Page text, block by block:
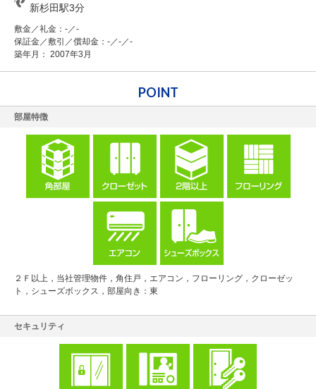
新杉田駅3分
敷金／礼金：-／-
保証金／敷引／償却金：-／-／-
築年月： 2007年3月
POINT
部屋特徴
２Ｆ以上，当社管理物件，角住戸，エアコン，フローリング，クローゼッ
ト，シューズボックス，部屋向き：東
セキュリティ